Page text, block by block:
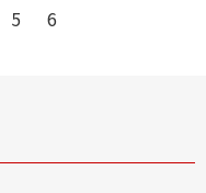
5 6